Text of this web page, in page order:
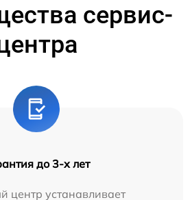
сервис-
до 3-х лет
центр устанавливает